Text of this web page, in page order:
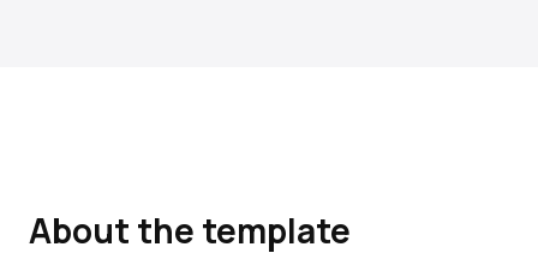
About the template